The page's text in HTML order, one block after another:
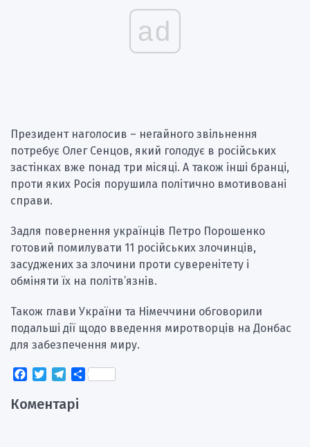
ad
Президент наголосив – негайного звільнення
потребує Олег Сенцов, який голодує в російських
застінках вже понад три місяці. А також інші бранці,
проти яких Росія порушила політично вмотивовані
справи.
Задля повернення українців Петро Порошенко
готовий помилувати 11 російських злочинців,
засуджених за злочини проти суверенітету і
обміняти їх на політв’язнів.
Також глави України та Німеччини обговорили
подальші дії щодо введення миротворців на Донбас
для забезпечення миру.
Facebook
TwitterTelegram
Поділитися
Коментарі